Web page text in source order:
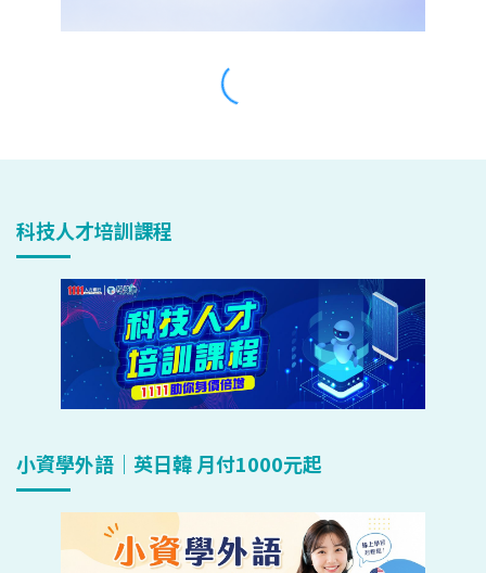
科技人才培訓課程
小資學外語｜英日韓 月付1000元起